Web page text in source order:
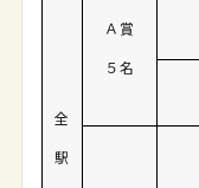
全
駅
Ａ賞
５名